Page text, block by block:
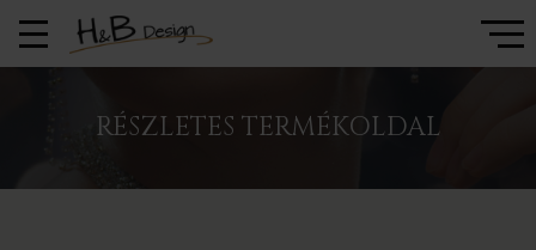
RÉSZLETES TERMÉKOLDAL